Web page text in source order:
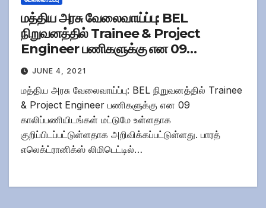
மத்திய அரசு வேலைவாய்ப்பு: BEL
நிறுவனத்தில் Trainee & Project
Engineer பணிகளுக்கு என 09
காலிப்பணியிடங்கள் உள்ளதாக
குறிப்பிடப்பட்டுள்ளதாக
அறிவிக்கப்பட்டுள்ளது!.
JUNE 4, 2021
மத்திய அரசு வேலைவாய்ப்பு: BEL நிறுவனத்தில் Trainee
& Project Engineer பணிகளுக்கு என 09
காலிப்பணியிடங்கள் மட்டுமே உள்ளதாக
குறிப்பிடப்பட்டுள்ளதாக அறிவிக்கப்பட்டுள்ளது. பாரத்
எலெக்ட்ரானிக்ஸ் லிமிடெட்டில்…